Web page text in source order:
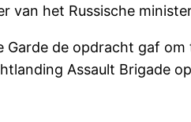
van het Russische
de opdracht gaf
Assault Brigade